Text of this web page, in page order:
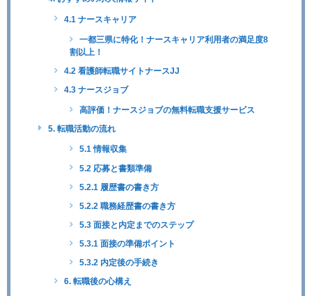
4.1 ナースキャリア
一都三県に特化！ナースキャリア利用者の満足度8
割以上！
4.2 看護師転職サイトナースJJ
4.3 ナースジョブ
高評価！ナースジョブの無料転職支援サービス
5. 転職活動の流れ
5.1 情報収集
5.2 応募と書類準備
5.2.1 履歴書の書き方
5.2.2 職務経歴書の書き方
5.3 面接と内定までのステップ
5.3.1 面接の準備ポイント
5.3.2 内定後の手続き
6. 転職後の心構え